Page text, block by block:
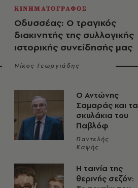
ΚΙΝΗΜΑΤΟΓΡΑΦΟΣ
Οδυσσέας: Ο τραγικός
διακινητής της συλλογικής
ιστορικής συνείδησής μας
Νίκος Γεωργιάδης
Ο Αντώνης
Σαμαράς και τα
σκυλάκια του
Παβλόφ
Παντελής
Καψής
Η ταινία της
θερινής σεζόν: